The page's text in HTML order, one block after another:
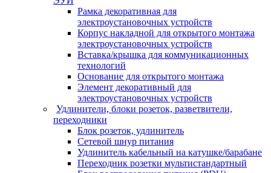
Рамка декоративная для
электроустановочных устройств
Корпус накладной для открытого монтажа
электроустановочных устройств
Вставка/крышка для коммуникационных
технологий
Основание для открытого монтажа
Элемент декоративный для
электроустановочных устройств
Удлинители, блоки розеток, разветвители,
переходники
Блок розеток, удлинитель
Сетевой шнур питания
Удлинитель кабельный на катушке/барабане
Переходник розетки мультистандартный